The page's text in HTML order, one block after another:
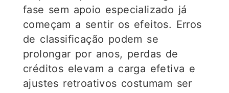
fase sem apoio especializado já
começam a sentir os efeitos. Erros
de classificação podem se
prolongar por anos, perdas de
créditos elevam a carga efetiva e
ajustes retroativos costumam ser